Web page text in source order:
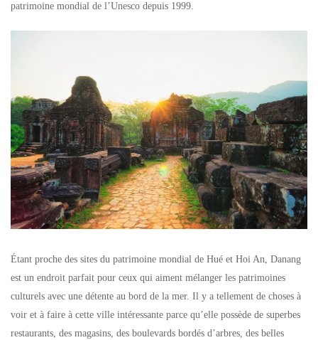
patrimoine mondial de l’Unesco depuis 1999.
Étant proche des sites du patrimoine mondial de Hué et Hoi An, Danang
est un endroit parfait pour ceux qui aiment mélanger les patrimoines
culturels avec une détente au bord de la mer. Il y a tellement de choses à
voir et à faire à cette ville intéressante parce qu’elle possède de superbes
restaurants, des magasins, des boulevards bordés d’arbres, des belles